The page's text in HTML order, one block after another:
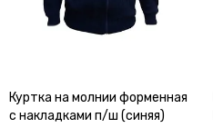
Куртка на молнии форменная
с накладками п/ш (синяя)